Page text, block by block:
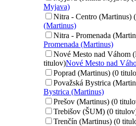
Myjava)
Nitra - Centro (Martinus)
(Martinus)
Nitra - Promenada
Promenada (Martinus)
Nové Mesto nad Váhom
titulov)Nové Mesto nad
Poprad (Martinus) (0
Považská Bystrica
Bystrica (Martinus)
Prešov (Martinus) (0
Trebišov (ŠUM) (0
Trenčín (Martinus) (0